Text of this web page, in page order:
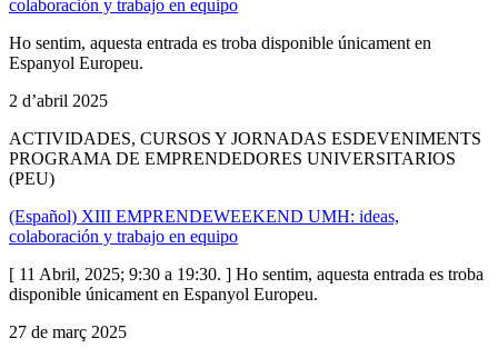
colaboración y trabajo en equipo
Ho sentim, aquesta entrada es troba disponible únicament en
Espanyol Europeu.
2 d’abril 2025
ACTIVIDADES, CURSOS Y JORNADAS ESDEVENIMENTS
PROGRAMA DE EMPRENDEDORES UNIVERSITARIOS
(PEU)
(Español) XIII EMPRENDEWEEKEND UMH: ideas,
colaboración y trabajo en equipo
[ 11 Abril, 2025; 9:30 a 19:30. ] Ho sentim, aquesta entrada es troba
disponible únicament en Espanyol Europeu.
27 de març 2025